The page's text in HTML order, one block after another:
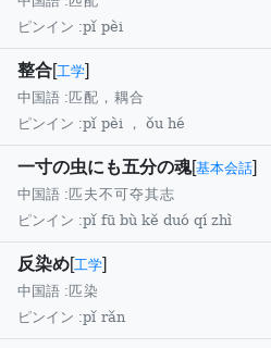
ピンイン :pǐ pèi
整合[工学]
中国語 : 匹配，耦合
ピンイン :pǐ pèi ， ǒu hé
一寸の虫にも五分の魂[基本会話]
中国語 : 匹夫不可夺其志
ピンイン :pǐ fū bù kě duó qí zhì
反染め[工学]
中国語 : 匹染
ピンイン :pǐ rǎn